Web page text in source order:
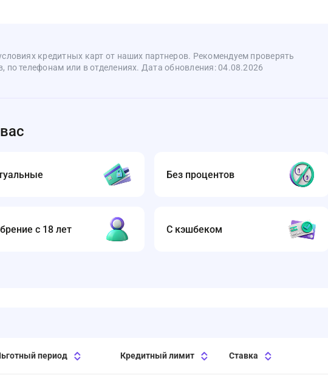
кредитных карт от наших партнеров. Рекомендуем проверять
телефонам или в отделениях. Дата обновления: 04.08.2026
Без процентов
с 18 лет С кэшбеком
период Кредитный лимит Ставка